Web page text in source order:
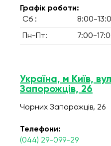
Графік роботи:
Сб :
8:00-
Пн-Пт: 7:00-
Україна, м Київ,
Запорожців, 26
Чорних Запорожців, 26
Телефони:
(044) 29-099-29